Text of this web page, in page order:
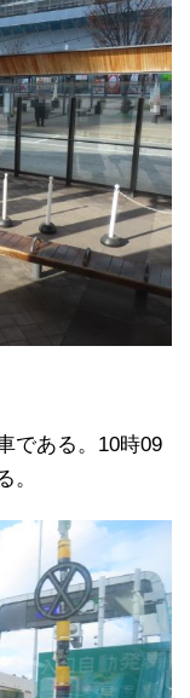
である。10時09
。